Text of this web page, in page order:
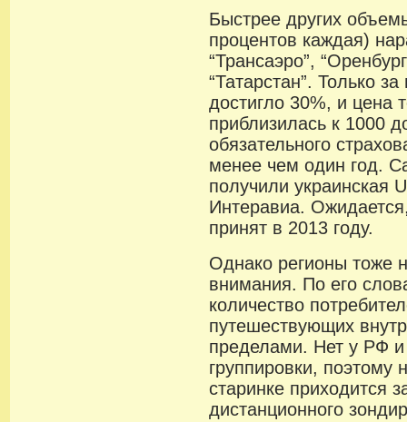
Быстрее других
процентов каждая)
“Трансаэро”,
“Татарстан”. Только
достигло 30%, и цена
приблизилась к 1000
обязательного
менее чем один год.
получили украинская
Интеравиа.
принят в 2013 году.
Однако регионы тоже
внимания. По его
количество
путешествующих
пределами. Нет у РФ и
группировки,
старинке приходится
дистанционного